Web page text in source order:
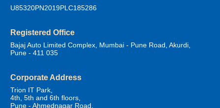
U85320PN2019PLC185286
Registered Office
Bajaj Auto Limited Complex, Mumbai - Pune Road, Akurdi,
Pune - 411 035
Corporate Address
Trion IT Park,
4th, 5th and 6th floors,
Pune - Ahmednagar Road,